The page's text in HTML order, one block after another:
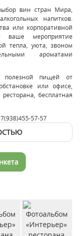
вин стран Мира,
напитков.
или корпоративной
ваше мероприятие
тепла, уюта, звоном
ароматами
полезной пищей от
или офисе,
бесплатная
57-57